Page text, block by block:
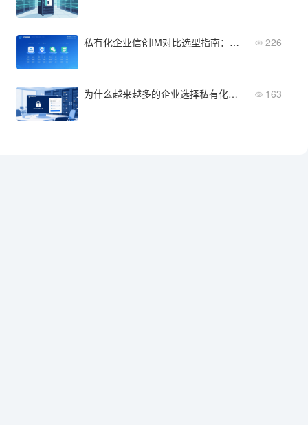
私有化企业信创IM对比选型指南：四大主流方案核心能力深度解析 226
为什么越来越多的企业选择私有化部署办公IM软件？ 163